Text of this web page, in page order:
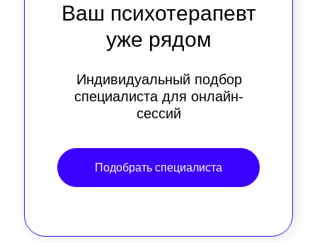
Ваш психотерапевт
уже рядом
Индивидуальный подбор
специалиста для онлайн-
сессий
Подобрать специалиста